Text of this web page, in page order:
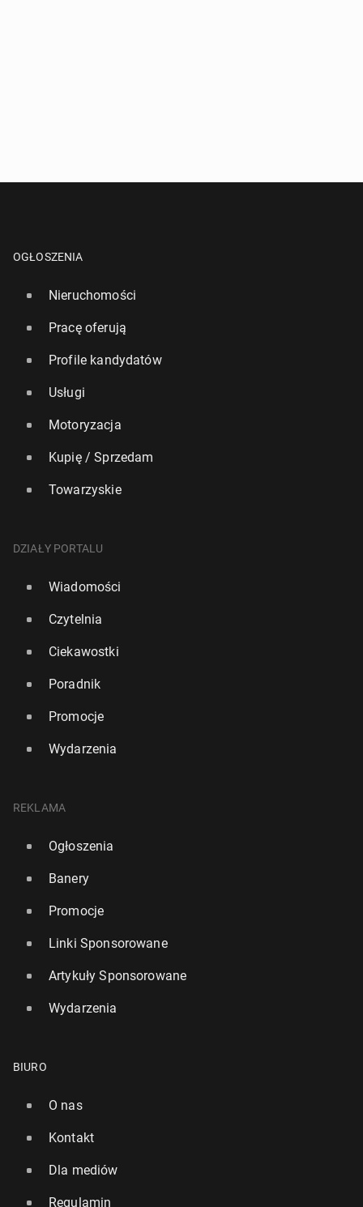
OGŁOSZENIA
Nieruchomości
Pracę oferują
Profile kandydatów
Usługi
Motoryzacja
Kupię / Sprzedam
Towarzyskie
DZIAŁY PORTALU
Wiadomości
Czytelnia
Ciekawostki
Poradnik
Promocje
Wydarzenia
REKLAMA
Ogłoszenia
Banery
Promocje
Linki Sponsorowane
Artykuły Sponsorowane
Wydarzenia
BIURO
O nas
Kontakt
Dla mediów
Regulamin